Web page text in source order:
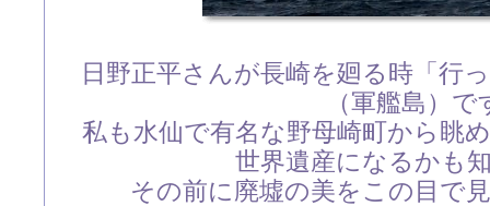
日野正平さんが長崎を廻る時「行
（軍艦島）で
私も水仙で有名な野母崎町から眺
世界遺産になるかも
その前に廃墟の美をこの目で